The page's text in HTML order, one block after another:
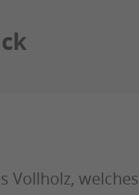
Vollholz, welches